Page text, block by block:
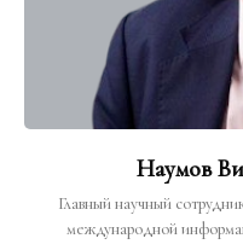
Наумов
Главный научный
международной